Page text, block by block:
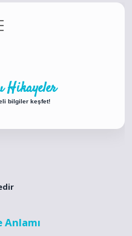
Hikayeler
bilgiler keşfet!